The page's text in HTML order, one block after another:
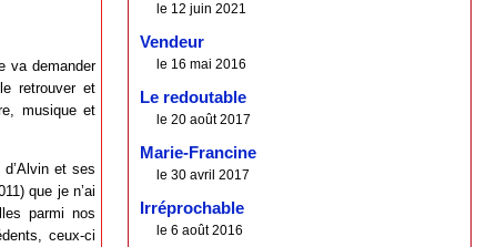
va demander
retrouver et
musique et
et ses
que je n’ai
parmi nos
ceux-ci
le 12 juin 2021
Vendeur
le 16 mai 2016
Le redoutable
le 20 août 2017
Marie-Francine
le 30 avril 2017
Irréprochable
le 6 août 2016